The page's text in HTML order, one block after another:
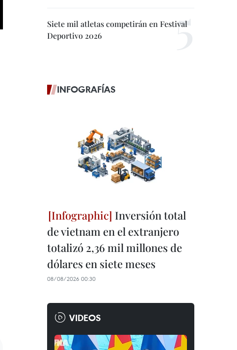
Siete mil atletas competirán en Festival
Deportivo 2026
INFOGRAFÍAS
Inversión total
de vietnam en el extranjero
totalizó 2,36 mil millones de
dólares en siete meses
08/08/2026 00:30
VIDEOS